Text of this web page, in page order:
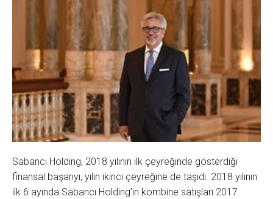
Sabancı Holding, 2018 yılının ilk çeyreğinde gösterdiği
finansal başarıyı, yılın ikinci çeyreğine de taşıdı. 2018 yılının
ilk 6 ayında Sabancı Holding’in kombine satışları 2017